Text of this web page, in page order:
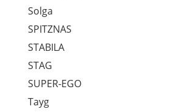
Solga
SPITZNAS
STABILA
STAG
SUPER-EGO
Tayg